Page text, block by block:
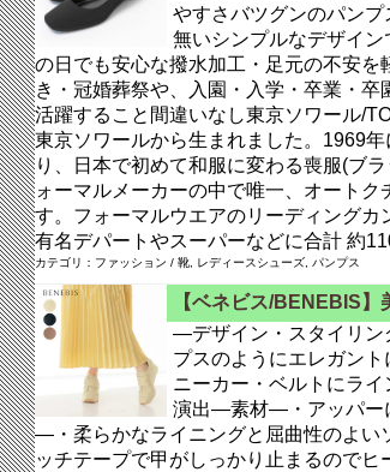
やすさバツグンのパンプ
無いシンプルなデザイ
の日でも安心な撥水加工・足元の不安
き・冠婚葬祭や、入園・入学・卒業・
活躍すること間違いなし東京ソワール/
東京ソワールから生まれました。1969
り、日本で初めて和服に変わる喪服(ブ
ォーマルメーカーの中で唯一、オート
す。フォーマルウエアのリーディングカ
有名デパートやスーパーなどに合計 約
カテゴリ：ファッション / 靴, レディースシューズ, パンプス
【ベネビス/BENEBIS
―デザイン・スタイリ
プスのようにエレガント
ニーカー・ベルトにラ
演出―素材―・アッパー
―・柔らかなライニングと屈曲性のよい
ッチテープで甲がしっかり止まるのでヒ